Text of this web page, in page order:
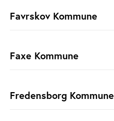
Favrskov Kommune
Faxe Kommune
Fredensborg Kommune